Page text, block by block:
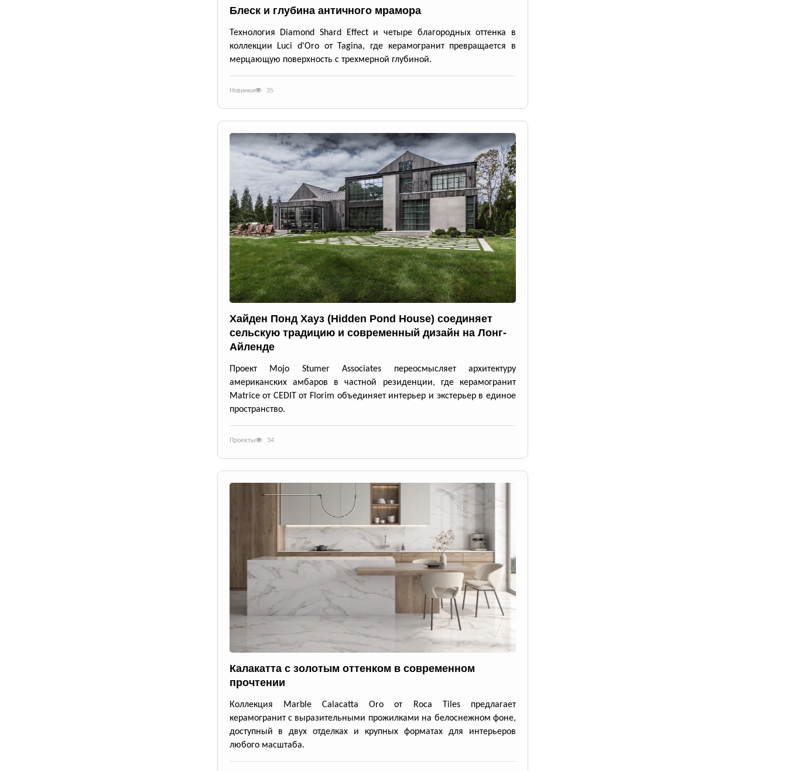
Блеск и глубина античного мрамора
Технология Diamond Shard Effect и четыре благородных оттенка в
коллекции Luci d'Oro от Tagina, где керамогранит превращается в
мерцающую поверхность с трехмерной глубиной.
Новинки 35
Хайден Понд Хауз (Hidden Pond House) соединяет
сельскую традицию и современный дизайн на Лонг-
Айленде
Проект Mojo Stumer Associates переосмысляет архитектуру
американских амбаров в частной резиденции, где керамогранит
Matrice от CEDIT от Florim объединяет интерьер и экстерьер в единое
пространство.
Проекты 34
Калакатта с золотым оттенком в современном
прочтении
Коллекция Marble Calacatta Oro от Roca Tiles предлагает
керамогранит с выразительными прожилками на белоснежном фоне,
доступный в двух отделках и крупных форматах для интерьеров
любого масштаба.